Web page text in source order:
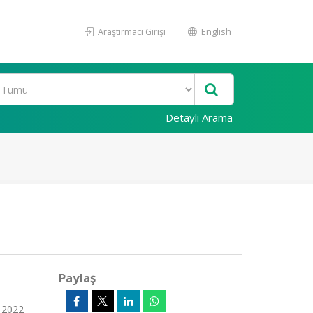
Araştırmacı Girişi English
Detaylı Arama
Paylaş